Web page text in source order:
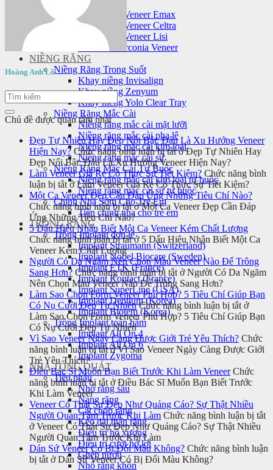
Mặt dán sứ veneer
Mặt dán sứ Veneer Emax
Mặt dán sứ Veneer Celtra
Mặt dán sứ Veneer Lisi
Laminate Zirconia Veneer
NIỀNG RĂNG
Niềng Răng Trong Suốt
Khay niềng Invisalign
Khay niềng Zenyum
Khay niềng Yolo Clear Tray
Niềng Răng Mắc Cài
Niềng răng mắc cài mặt lưỡi
Niềng răng mắc cài pha lê
Niềng răng mắc cài kim loại
Niềng răng mắc cài sứ
Niềng Răng Mắc Cài Tự Buộc
Niềng răng mắc cài kim loại tự buộc
Niềng răng mắc cài sứ tự buộc
Chỉnh Nha Sớm Cho Trẻ Em
Tiền chỉnh nha cho trẻ em
TRỒNG RĂNG
Trồng Implant đơn lẻ
Implant Straumann (Switzerland)
Implant Nobel Biocare (Sweden)
Implant ETK (France)
Implant Kontact (France)
Implant SuperLine (USA)
Implant Dentium (Korea)
Implant Biotem (Korea)
Trồng Implant toàn hàm
Implant All On 4
Implant All On 6
Implant Zygoma
NHA TỔNG QUÁT
Tiểu phẫu
Nhổ răng sâu
Nang răng
Cắt chóp răng
Kéo dài thân răng
Điều trị hô xương
Điều trị cười hở lợi
Ghép nướu
Nhổ răng khôn
Hoàng Anh Lê
Chủ đề được quan tâm nhất
Đẹp Tự Nhiên Hay Đẹp Nổi Bật: Đâu Là Xu Hướng Veneer
Hiện Nay? Chức năng bình luận bị tắtở Đẹp Tự Nhiên Hay
Đẹp Nổi Bật: Đâu Là Xu Hướng Veneer Hiện Nay?
Làm Veneer Giá Rẻ Có Thực Sự Tiết Kiệm? Chức năng bình
luận bị tắtở Làm Veneer Giá Rẻ Có Thực Sự Tiết Kiệm?
Một Ca Veneer Đẹp Cần Đáp Ứng Những Tiêu Chí Nào?
Chức năng bình luận bị tắtở Một Ca Veneer Đẹp Cần Đáp
Ứng Những Tiêu Chí Nào?
5 Dấu Hiệu Nhận Biết Một Ca Veneer Kém Chất Lượng
Chức năng bình luận bị tắtở 5 Dấu Hiệu Nhận Biết Một Ca
Veneer Kém Chất Lượng
Người Có Da Ngăm Nên Chọn Màu Veneer Nào Để Trông
Sang Hơn? Chức năng bình luận bị tắtở Người Có Da Ngăm
Nên Chọn Màu Veneer Nào Để Trông Sang Hơn?
Làm Sao Chọn Form Veneer Phù Hợp? 5 Tiêu Chí Giúp Bạn
Có Nụ Cười Đẹp Tự Nhiên Chức năng bình luận bị tắtở
Làm Sao Chọn Form Veneer Phù Hợp? 5 Tiêu Chí Giúp Bạn
Có Nụ Cười Đẹp Tự Nhiên
Vì Sao Veneer Ngày Càng Được Giới Trẻ Yêu Thích? Chức
năng bình luận bị tắtở Vì Sao Veneer Ngày Càng Được Giới
Trẻ Yêu Thích?
Điều Bác Sĩ Muốn Bạn Biết Trước Khi Làm Veneer Chức
năng bình luận bị tắtở Điều Bác Sĩ Muốn Bạn Biết Trước
Khi Làm Veneer
Veneer Có Thật Sự Đẹp Như Quảng Cáo? Sự Thật Nhiều
Người Quan Tâm Trước Khi Làm Chức năng bình luận bị tắt
ở Veneer Có Thật Sự Đẹp Như Quảng Cáo? Sự Thật Nhiều
Người Quan Tâm Trước Khi Làm
Dán Sứ Veneer Có Bị Đổi Màu Không? Chức năng bình luận
bị tắtở Dán Sứ Veneer Có Bị Đổi Màu Không?